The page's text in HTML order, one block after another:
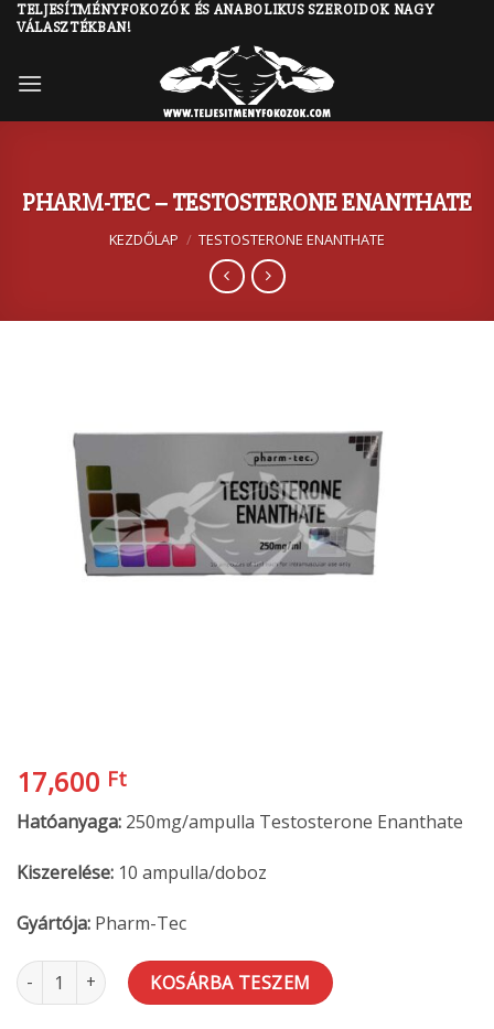
SkipTELJESÍTMÉNYFOKOZÓK ÉS ANABOLIKUS SZEROIDOK NAGY
VÁLASZTÉKBAN!
PHARM-TEC – TESTOSTERONE ENANTHATE
KEZDŐLAP / TESTOSTERONE ENANTHATE
17,600 Ft
Hatóanyaga: 250mg/ampulla Testosterone Enanthate
Kiszerelése: 10 ampulla/doboz
Gyártója: Pharm-Tec
Pharm-TEC - Testosterone Enanthate mennyiség
KOSÁRBA TESZEM